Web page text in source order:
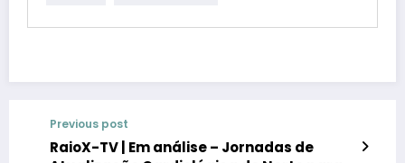
Previous post
RaioX-TV | Em análise – Jornadas de